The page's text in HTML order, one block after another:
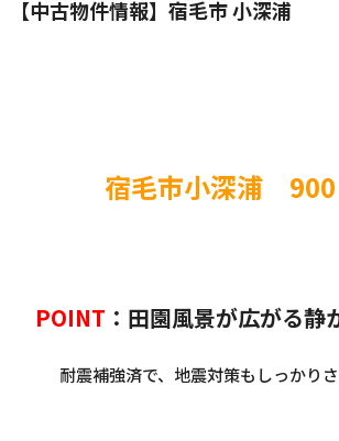
【中古物件情報】宿毛市 小深浦
宿毛市小深浦
POINT ：田園風景が広がる静
耐震補強済で、地震対策もしっかりさ